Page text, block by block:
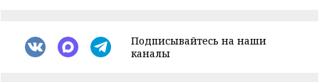
Подписывайтесь на наши
каналы